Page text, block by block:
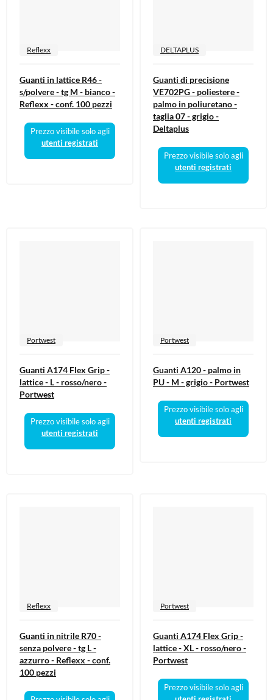
Reflexx
Guanti in lattice R46 -
s/polvere - tg M - bianco -
Reflexx - conf. 100 pezzi
Prezzo visibile solo agli
utenti registrati
DELTAPLUS
Guanti di precisione
VE702PG - poliestere -
palmo in poliuretano -
taglia 07 - grigio -
Deltaplus
Prezzo visibile solo agli
utenti registrati
Portwest
Guanti A174 Flex Grip -
lattice - L - rosso/nero -
Portwest
Prezzo visibile solo agli
utenti registrati
Portwest
Guanti A120 - palmo in
PU - M - grigio - Portwest
Prezzo visibile solo agli
utenti registrati
Reflexx
Guanti in nitrile R70 -
senza polvere - tg L -
azzurro - Reflexx - conf.
100 pezzi
Portwest
Guanti A174 Flex Grip -
lattice - XL - rosso/nero -
Portwest
Prezzo visibile solo agli